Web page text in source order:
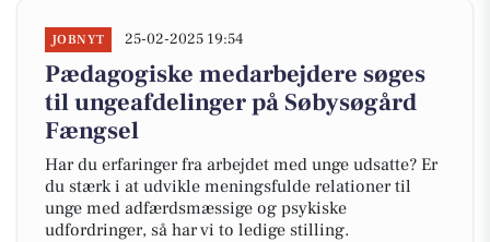
JOBNYT 25-02-2025 19:54
Pædagogiske medarbejdere søges
til ungeafdelinger på Søbysøgård
Fængsel
Har du erfaringer fra arbejdet med unge udsatte? Er
du stærk i at udvikle meningsfulde relationer til
unge med adfærdsmæssige og psykiske
udfordringer, så har vi to ledige stilling.